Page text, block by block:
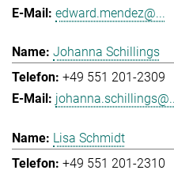
edward.mendez@...
Johanna Schillings
+49 551 201-2309
Lisa Schmidt
+49 551 201-2310